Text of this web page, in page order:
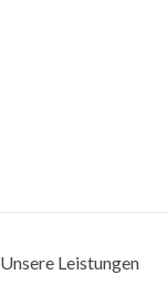
Unsere Leistungen